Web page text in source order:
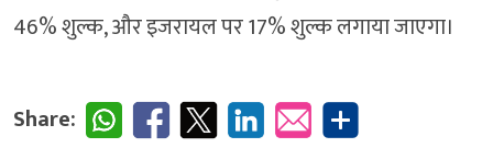
46% शुल्क, और इजरायल पर 17% शुल्क लगाया जाएगा।
Share: